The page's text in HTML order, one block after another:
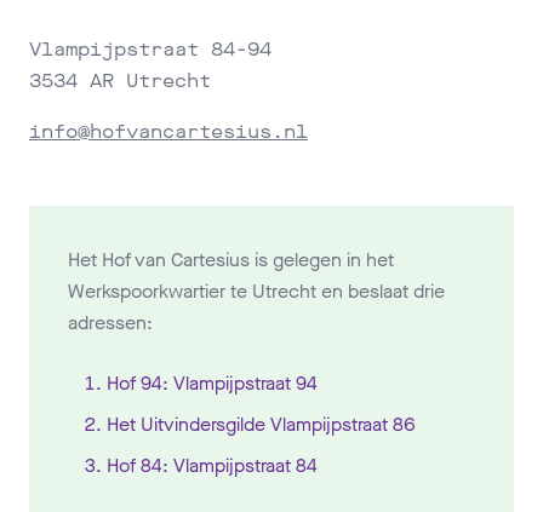
Vlampijpstraat 84-94
3534 AR Utrecht
info@hofvancartesius.nl
Het Hof van Cartesius is gelegen in het
Werkspoorkwartier te Utrecht en beslaat drie
adressen:
Hof 94: Vlampijpstraat 94
Het Uitvindersgilde Vlampijpstraat 86
Hof 84: Vlampijpstraat 84